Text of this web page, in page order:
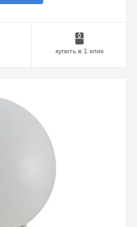
купить в 1 клик